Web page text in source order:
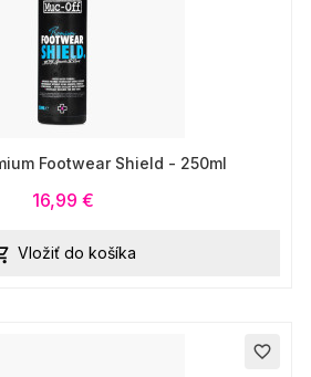
Footwear Shield - 250ml
16,99 €
Vložiť do košíka
favorite_border